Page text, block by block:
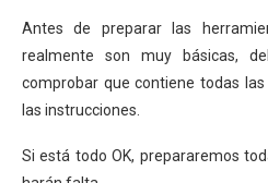
Antes de preparar las
realmente son muy básicas,
comprobar que contiene todas
las instrucciones.
Si está todo OK, prepararemos